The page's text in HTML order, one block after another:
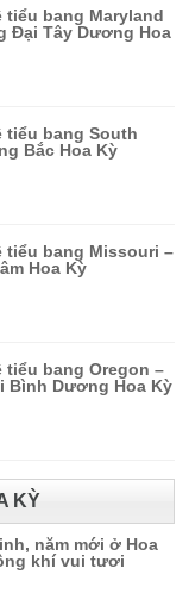
tiểu bang Maryland
Đại Tây Dương Hoa
tiểu bang South
Bắc Hoa Kỳ
tiểu bang Missouri –
Hoa Kỳ
tiểu bang Oregon –
Bình Dương Hoa Kỳ
KỲ
năm mới ở Hoa
khí vui tươi